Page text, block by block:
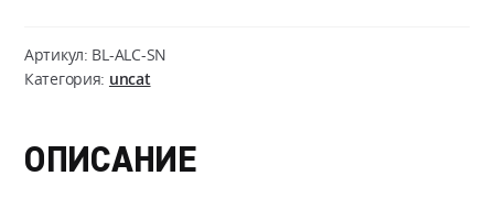
Combat
Shirt
Артикул: BL-ALC-SN
Категория: uncat
ОПИСАНИЕ